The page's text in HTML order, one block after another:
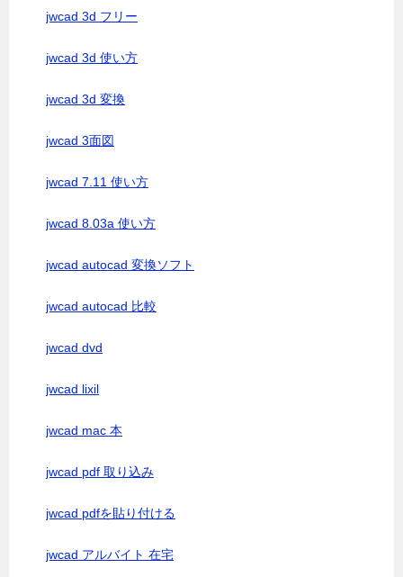
jwcad 3d フリー
jwcad 3d 使い方
jwcad 3d 変換
jwcad 3面図
jwcad 7.11 使い方
jwcad 8.03a 使い方
jwcad autocad 変換ソフト
jwcad autocad 比較
jwcad dvd
jwcad lixil
jwcad mac 本
jwcad pdf 取り込み
jwcad pdfを貼り付ける
jwcad アルバイト 在宅